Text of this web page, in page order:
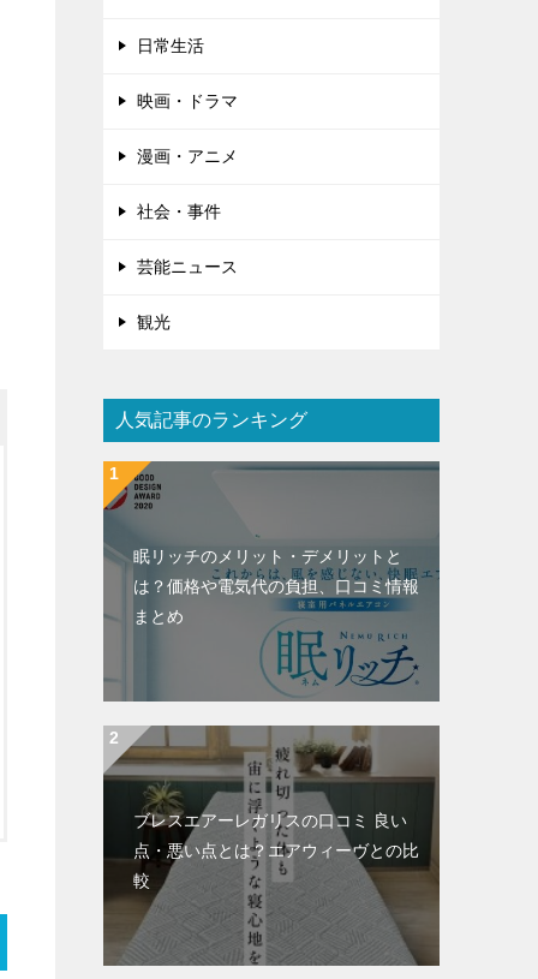
日常生活
映画・ドラマ
漫画・アニメ
社会・事件
芸能ニュース
観光
人気記事のランキング
眠リッチのメリット・デメリットと
は？価格や電気代の負担、口コミ情報
まとめ
ブレスエアーレガリスの口コミ 良い
点・悪い点とは？エアウィーヴとの比
較